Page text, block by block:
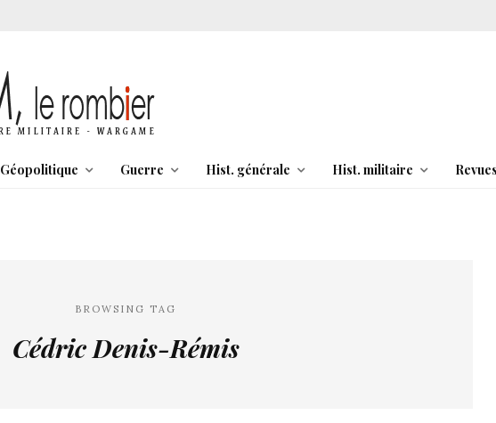
Géopolitique Guerre Hist. générale Hist. militaire Revues
BROWSING TAG
Cédric Denis-Rémis